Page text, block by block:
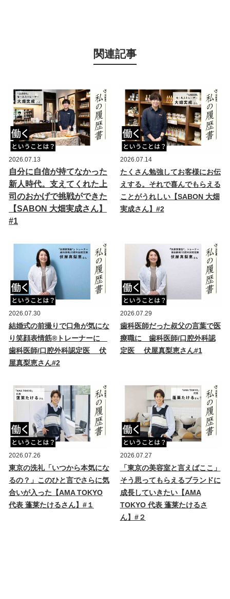
関連記事
2026.07.13
自分に自信が持てなかった
新人時代。支えてくれた上
司のおかげで挑戦ができた
【SABON 大畑実成さん】
#1
2026.07.14
たくさん勉強してお客様にお伝
えする。それで喜んでもらえる
ことがうれしい【SABON 大畑
実成さん】#2
2026.07.30
結婚式の前撮りで口角が気にな
り笑顔表情筋®トレーナーに
歯科医師/口腔外科認定医 伏
屋真梨恵さん#2
2026.07.29
歯科医師だった叔父の言葉で医
療職に 歯科医師/口腔外科認
定医 伏屋真梨恵さん#1
2026.07.26
東京の洗礼「いつから本気にな
るの？」このひと言でさらに気
合いが入った【AMA TOKYO
代表 蓬莱たけるさん】#１
2026.07.27
「東京の美容室と言えばここ」
そう思ってもらえるブランドに
成長していきたい【AMA
TOKYO 代表 蓬莱たけるさ
ん】#２